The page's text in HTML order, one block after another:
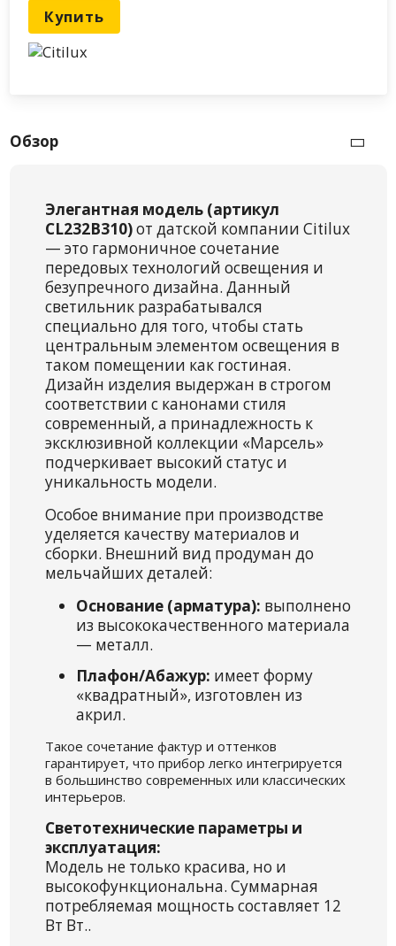
Купить
Обзор
Элегантная модель (артикул
CL232B310)от датской компании Citilux
— это гармоничное сочетание
передовых технологий освещения и
безупречного дизайна. Данный
светильник разрабатывался
специально для того, чтобы стать
центральным элементом освещения в
таком помещении как гостиная.
Дизайн изделия выдержан в строгом
соответствии с канонами стиля
современный, а принадлежность к
эксклюзивной коллекции «Марсель»
подчеркивает высокий статус и
уникальность модели.
Особое внимание при производстве
уделяется качеству материалов и
сборки. Внешний вид продуман до
мельчайших деталей:
Основание (арматура): выполнено
из высококачественного материала
— металл.
Плафон/Абажур: имеет форму
«квадратный», изготовлен из
акрил.
Такое сочетание фактур и оттенков
гарантирует, что прибор легко интегрируется
в большинство современных или классических
интерьеров.
Светотехнические параметры и
эксплуатация:
Модель не только красива, но и
высокофункциональна. Суммарная
потребляемая мощность составляет 12
Вт Вт..